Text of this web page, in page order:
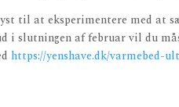
til at eksperimentere med at
i slutningen af februar vil du
https://yenshave.dk/varmebed-